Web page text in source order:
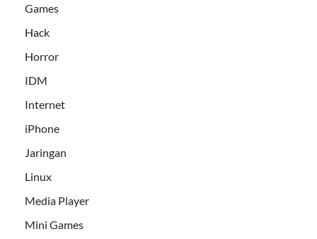
Games
Hack
Horror
IDM
Internet
iPhone
Jaringan
Linux
Media Player
Mini Games